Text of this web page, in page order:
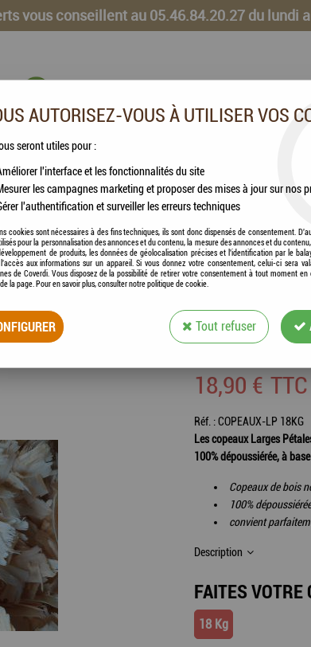
vous conseillent au 05.46.84.20.27 du lundi
CHEVAUX VOLAILLES ANIMAUX DE
COVERDI
COVERDI -
18KG
18,90 € TTC
Réf. :COPEAUX-LP 18KG
Les copeaux Larges
100% dépoussiérée, à
Copeaux de bois
100% dépoussiérée
convient
Description
FAITES VOTRE
18 Kg
AUTORISEZ-VOUS À UTILISER VOS
seront utiles pour :
l'interface et les fonctionnalités du site
les campagnes marketing et proposer des mises à jour sur nos
l'authentification et surveiller les erreurs techniques
cookies sont nécessaires à des fins techniques, ils sont donc dispensés de consentement.
pour la personnalisation des annonces et du contenu, la mesure des annonces et du
de produits, les données de géolocalisation précises et l'identification par le
aux informations sur un appareil. Si vous donnez votre consentement, celui-ci sera
de Coverdi. Vous disposez de la possibilité de retirer votre consentement à tout moment
la page. Pour en savoir plus, consulter notre politique de cookie.
Tout refuser